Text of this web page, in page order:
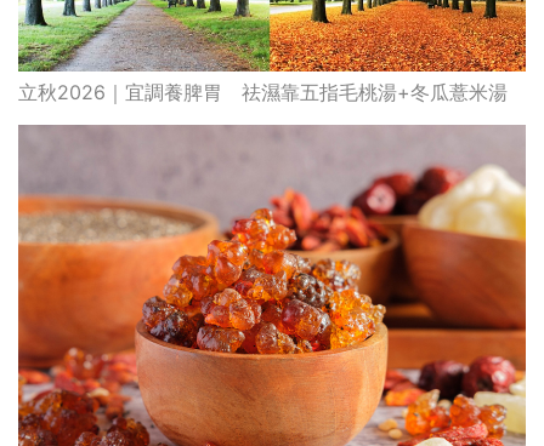
立秋2026｜宜調養脾胃 祛濕靠五指毛桃湯+冬瓜薏米湯